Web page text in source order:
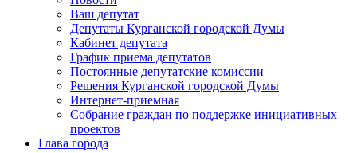
Ваш депутат
Депутаты Курганской городской Думы
Кабинет депутата
График приема депутатов
Постоянные депутатские комиссии
Решения Курганской городской Думы
Интернет-приемная
Собрание граждан по поддержке инициативных
проектов
Глава города